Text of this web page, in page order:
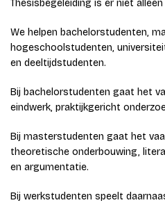
Thesisbegeleiding is er niet
We helpen bachelorstudenten,
hogeschoolstudenten,
en deeltijdstudenten.
Bij bachelorstudenten gaat het
eindwerk, praktijkgericht
Bij masterstudenten gaat het
theoretische onderbouwing,
en argumentatie.
Bij werkstudenten speelt